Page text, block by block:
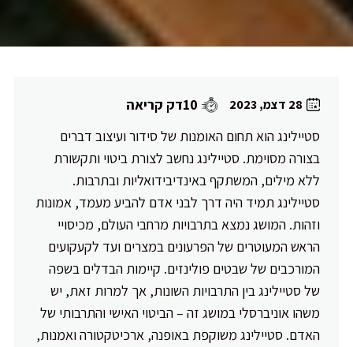
28 דצמ, 2023
10דק קריאה
סטיילינג הוא תחום האומנות של סידור ועיצוב דברים
בצורה מסוימת. סטיילינג נחשב לצורת ביטוי ותקשורת
ללא מילים, המשתקף באינדיבידואליות ובתרבות.
סטיילינג תמיד היה דרך לבני אדם להביע מעמד, אמונות
וזהות. המושג נמצא בתרבויות מרחבי העולם, מכיסויי
הראש המעוטרים של הפרעונים במצרים ועד לקעקועים
המורכבים של שבטים פולינזים. קיימות הבדלים בשפה
של סטיילינג בין התרבויות השונות, אך למרות זאת, יש
משהו אוניברסלי במושג זה – הביטוי האישי והתרבותי של
האדם. סטיילינג משוקפת באופנה, ארכיטקטורה ואמנות,